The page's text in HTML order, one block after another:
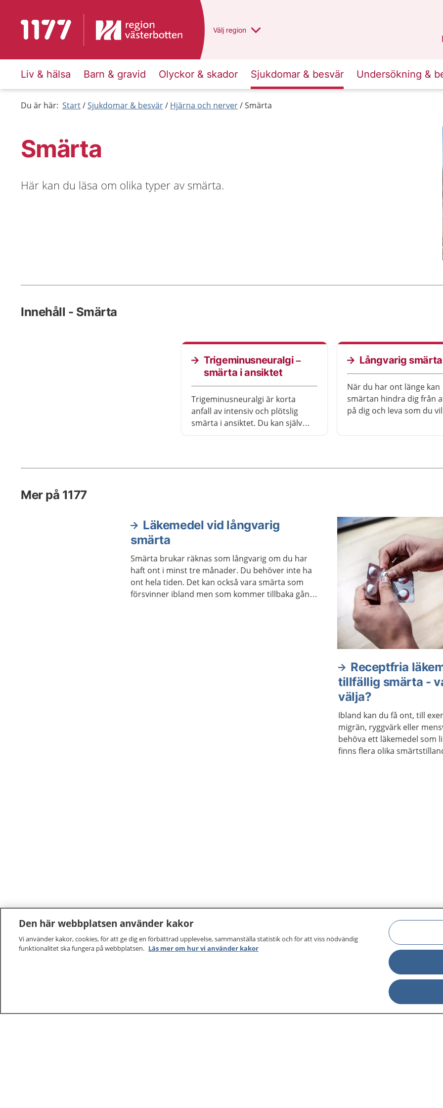
Till startsidan för 1177 Du har valt region
Välj en annan
region
Liv & hälsa Barn & gravid Olyckor & skador Sjukdomar & besvär Undersökning &
Du är här: Start Sjukdomar & besvär Hjärna och nerver Smärta
Smärta
Här kan du läsa om olika typer av smärta.
Innehåll - Smärta
Trigeminusneuralgi –
smärta i ansiktet
Trigeminusneuralgi är korta
anfall av intensiv och plötslig
smärta i ansiktet. Du kan själv
behandling.
Långvarig smärta
När du har ont länge kan
smärtan hindra dig från
på dig och leva som du
Mer på 1177
Läkemedel vid långvarig
smärta
Smärta brukar räknas som långvarig om du har
haft ont i minst tre månader. Du behöver inte ha
ont hela tiden. Det kan också vara smärta som
försvinner ibland men som kommer tillbaka gång
Receptfria
tillfällig smärta -
välja?
Ibland kan du få ont, till
migrän, ryggvärk eller
behöva ett läkemedel som
finns flera olika
1177 –tryggt om din hälsa och vård
Other languages
Lättläst svenska
Den här webbplatsen använder kakor
Vi använder kakor, cookies, för att ge dig en förbättrad upplevelse, sammanställa statistik och för att viss nödvändig
funktionalitet ska fungera på webbplatsen. Läs mer om hur vi använder kakor